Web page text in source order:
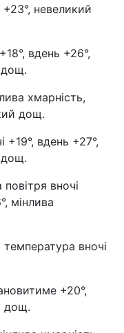
невеликий
вдень +26°,
дощ.
хмарність,
дощ.
+19°, вдень +27°,
дощ.
вночі
мінлива
вночі
+20°,
дощ.